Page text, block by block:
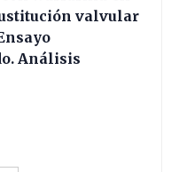
valvular
Análisis